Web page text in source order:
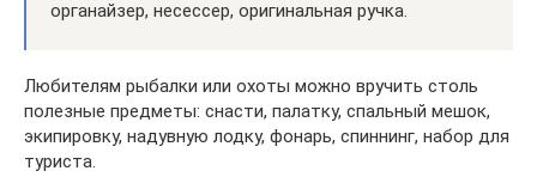
органайзер, несессер, оригинальная ручка.
Любителям рыбалки или охоты можно вручить столь
полезные предметы: снасти, палатку, спальный мешок,
экипировку, надувную лодку, фонарь, спиннинг, набор для
туриста.